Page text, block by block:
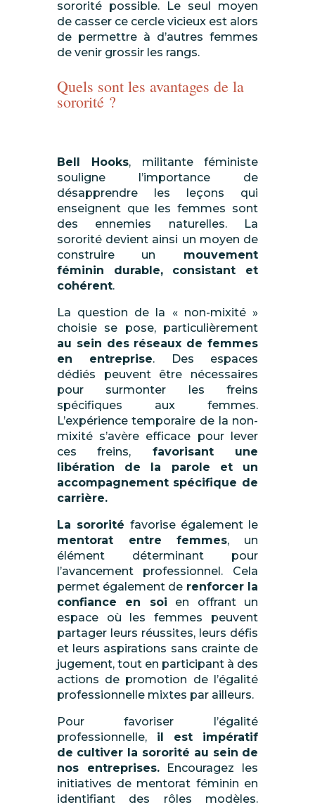
sororité possible. Le seul moyen
de casser ce cercle vicieux est alors
de permettre à d’autres femmes
de venir grossir les rangs.
Quels sont les avantages de la
sororité ?
Bell Hooks, militante féministe
souligne l’importance de
désapprendre les leçons qui
enseignent que les femmes sont
des ennemies naturelles. La
sororité devient ainsi un moyen de
construire un mouvement
féminin durable, consistant et
cohérent.
La question de la « non-mixité »
choisie se pose, particulièrement
au sein des réseaux de femmes
en entreprise. Des espaces
dédiés peuvent être nécessaires
pour surmonter les freins
spécifiques aux femmes.
L’expérience temporaire de la non-
mixité s’avère efficace pour lever
ces freins, favorisant une
libération de la parole et un
accompagnement spécifique de
carrière.
La sororité favorise égalementle
mentorat entre femmes, un
élément déterminant pour
l’avancement professionnel. Cela
permet également de renforcer la
confiance en soi
en offrant un
espace où les femmes peuvent
partager leurs réussites, leurs défis
et leurs aspirations sans crainte de
jugement, tout en participant à des
actions de promotion de l’égalité
professionnelle mixtes par ailleurs.
Pour favoriser l’égalité
professionnelle,il est impératif
de cultiver la sororité au sein de
nos entreprises.Encouragez les
initiatives de mentorat féminin en
identifiant des rôles modèles.